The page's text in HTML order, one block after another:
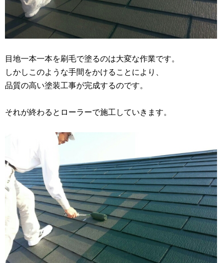
目地一本一本を刷毛で塗るのは大変な作業です。
しかしこのような手間をかけることにより、
品質の高い塗装工事が完成するのです。
それが終わるとローラーで施工していきます。